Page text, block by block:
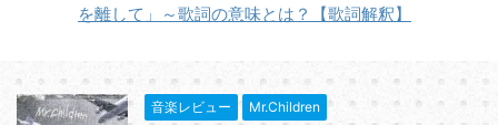
を離して」～歌詞の意味とは？【歌詞解釈】
音楽レビュー Mr.Children